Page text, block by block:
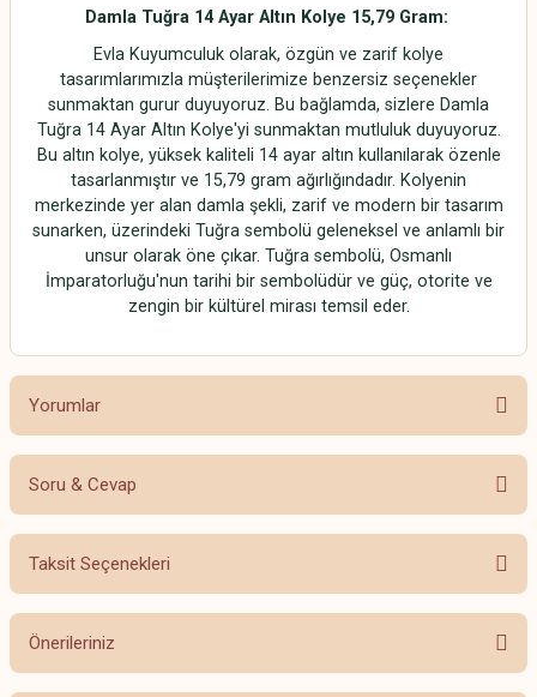
Damla Tuğra 14 Ayar Altın Kolye 15,79 Gram:
Evla Kuyumculuk olarak, özgün ve zarif kolye
tasarımlarımızla müşterilerimize benzersiz seçenekler
sunmaktan gurur duyuyoruz. Bu bağlamda, sizlere Damla
Tuğra 14 Ayar Altın Kolye'yi sunmaktan mutluluk duyuyoruz.
Bu altın kolye, yüksek kaliteli 14 ayar altın kullanılarak özenle
tasarlanmıştır ve 15,79 gram ağırlığındadır. Kolyenin
merkezinde yer alan damla şekli, zarif ve modern bir tasarım
sunarken, üzerindeki Tuğra sembolü geleneksel ve anlamlı bir
unsur olarak öne çıkar. Tuğra sembolü, Osmanlı
İmparatorluğu'nun tarihi bir sembolüdür ve güç, otorite ve
zengin bir kültürel mirası temsil eder.
Yorumlar
Bu ürüne ilk yorumu siz yapın!
Soru & Cevap
Ürün hakkında henüz soru sorulmamış.
Taksit Seçenekleri
Önerileriniz